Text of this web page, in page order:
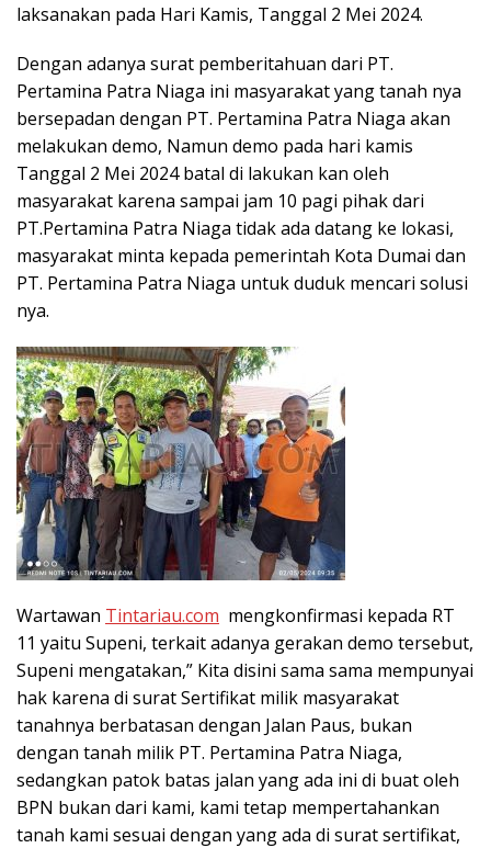
laksanakan pada Hari Kamis, Tanggal 2 Mei 2024.
Dengan adanya surat pemberitahuan dari PT.
Pertamina Patra Niaga ini masyarakat yang tanah nya
bersepadan dengan PT. Pertamina Patra Niaga akan
melakukan demo, Namun demo pada hari kamis
Tanggal 2 Mei 2024 batal di lakukan kan oleh
masyarakat karena sampai jam 10 pagi pihak dari
PT.Pertamina Patra Niaga tidak ada datang ke lokasi,
masyarakat minta kepada pemerintah Kota Dumai dan
PT. Pertamina Patra Niaga untuk duduk mencari solusi
nya.
Wartawan Tintariau.com mengkonfirmasi kepada RT
11 yaitu Supeni, terkait adanya gerakan demo tersebut,
Supeni mengatakan,” Kita disini sama sama mempunyai
hak karena di surat Sertifikat milik masyarakat
tanahnya berbatasan dengan Jalan Paus, bukan
dengan tanah milik PT. Pertamina Patra Niaga,
sedangkan patok batas jalan yang ada ini di buat oleh
BPN bukan dari kami, kami tetap mempertahankan
tanah kami sesuai dengan yang ada di surat sertifikat,